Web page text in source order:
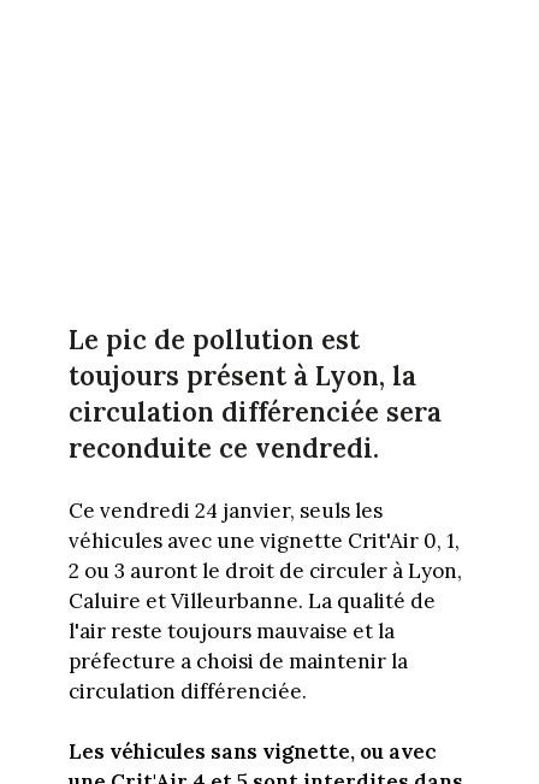
Le pic de pollution est
toujours présent à Lyon, la
circulation différenciée sera
reconduite ce vendredi.
Ce vendredi 24 janvier, seuls les
véhicules avec une vignette Crit'Air 0, 1,
2 ou 3 auront le droit de circuler à Lyon,
Caluire et Villeurbanne. La qualité de
l'air reste toujours mauvaise et la
préfecture a choisi de maintenir la
circulation différenciée.
Les véhicules sans vignette, ou avec